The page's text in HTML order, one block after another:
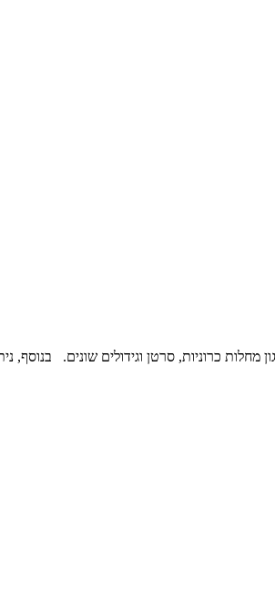
מחלות כרוניות, סרטן וגידולים שונים. בנוסף,